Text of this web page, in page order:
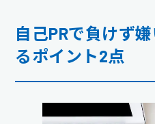
自己PRで負けず
るポイント2点